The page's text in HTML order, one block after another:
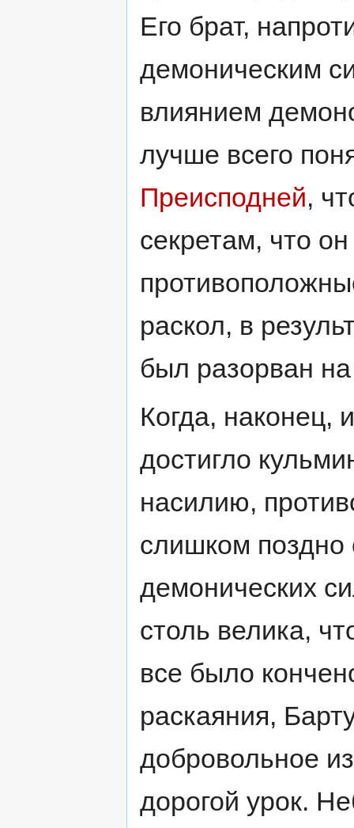
Его брат,
демоническим
влиянием
лучше всего
Преисподней,
секретам, что
раскол, в
был разорван
Когда, наконец,
достигло
насилию,
слишком
демонических
столь велика,
все было
раскаяния,
добровольное
дорогой урок.